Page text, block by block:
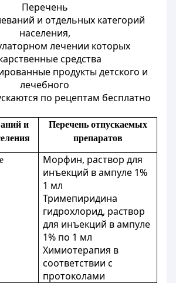
Перечень
и отдельных категорий
населения,
лечении которых
средства
продукты детского и
лечебного
по рецептам бесплатно
и
Перечень отпускаемых
препаратов
Морфин, раствор для
инъекций в ампуле 1%
1 мл
Тримепиридина
гидрохлорид, раствор
для инъекций в ампуле
1% по 1 мл
Химиотерапия в
соответствиис
протоколами